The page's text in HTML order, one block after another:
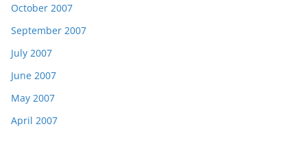
October 2007
September 2007
July 2007
June 2007
May 2007
April 2007